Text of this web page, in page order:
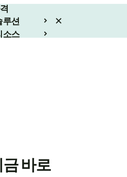
루션
소스
금 바로